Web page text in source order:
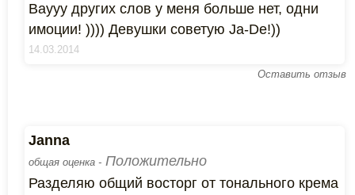
Ваууу других слов у меня больше нет, одни
имоции! )))) Девушки советую Ja-De!))
14.03.2014
Оставить отзыв
Janna
общая оценка - Положительно
Разделяю общий восторг от тонального крема